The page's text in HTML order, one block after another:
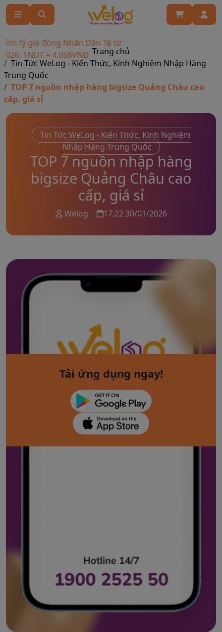
giá đồng Nhân Dân Tệ từ
1NDT = 4.058VNĐ
Trang chủ
Tin Tức WeLog - Kiến Thức, Kinh Nghiệm Nhập Hàng
Trung Quốc
TOP 7 nguồn nhập hàng bigsize Quảng Châu cao
cấp, giá sỉ
Tin Tức WeLog - Kiến Thức, Kinh Nghiệm
Nhập Hàng Trung Quốc
TOP 7 nguồn nhập hàng
bigsize Quảng Châu cao
cấp, giá sỉ
Welog 17:22 30/01/2026
Tải ứng dụng ngay!